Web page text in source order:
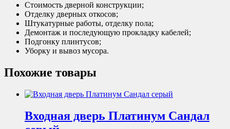
Стоимость дверной конструкции;
Отделку дверных откосов;
Штукатурные работы, отделку пола;
Демонтаж и последующую прокладку кабелей;
Подгонку плинтусов;
Уборку и вывоз мусора.
Похожие товары
Входная дверь Платинум Сандал